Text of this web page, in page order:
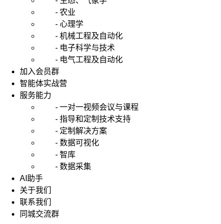
- 农业
- 心理学
- 机械工程及自动化
- 电子科学与技术
- 电气工程及自动化
加入会员群
智能体实战营
服务能力
- 一对一视频会议与课程
- 指导和定制技术支持
- 定制解决方案
- 数据可视化
- 智库
- 数据采集
AI助手
关于我们
联系我们
同城交流群